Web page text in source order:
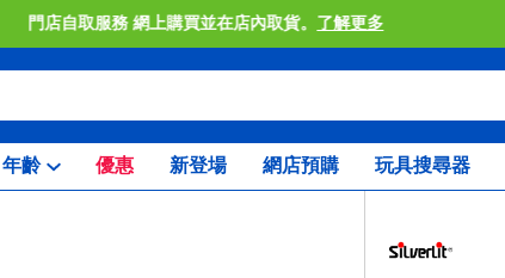
門店自取服務 網上購買並在店內取貨。了解更多
年齡 優惠 新登場 網店預購 玩具搜尋器